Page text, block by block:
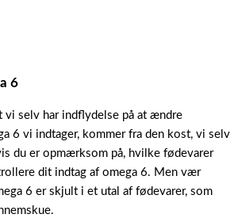
6
vi selv har indflydelse på at ændre
6 vi indtager, kommer fra den kost, vi selv
du er opmærksom på, hvilke fødevarer
dit indtag af omega 6. Men vær
6 er skjult i et utal af fødevarer, som